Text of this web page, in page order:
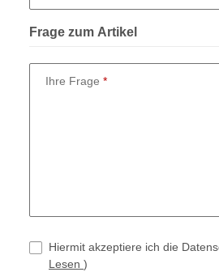
Frage zum Artikel
Ihre Frage
Hiermit akzeptiere ich die
Lesen )